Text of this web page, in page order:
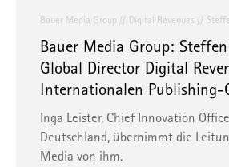
Bauer Media Group Digital Revenues
Bauer Media Group:
Global Director Digital
Internationalen Publishing-
Inga Leister, Chief Innovation
Deutschland, übernimmt die
Media von ihm.